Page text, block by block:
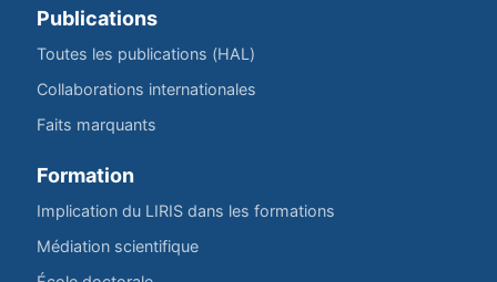
Publications
Toutes les publications (HAL)
Collaborations internationales
Faits marquants
Formation
Implication du LIRIS dans les formations
Médiation scientifique